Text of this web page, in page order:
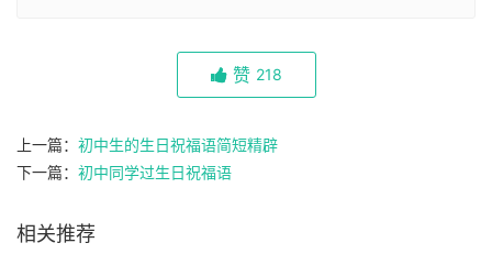
赞 218
上一篇： 初中生的生日祝福语简短精辟
下一篇： 初中同学过生日祝福语
相关推荐